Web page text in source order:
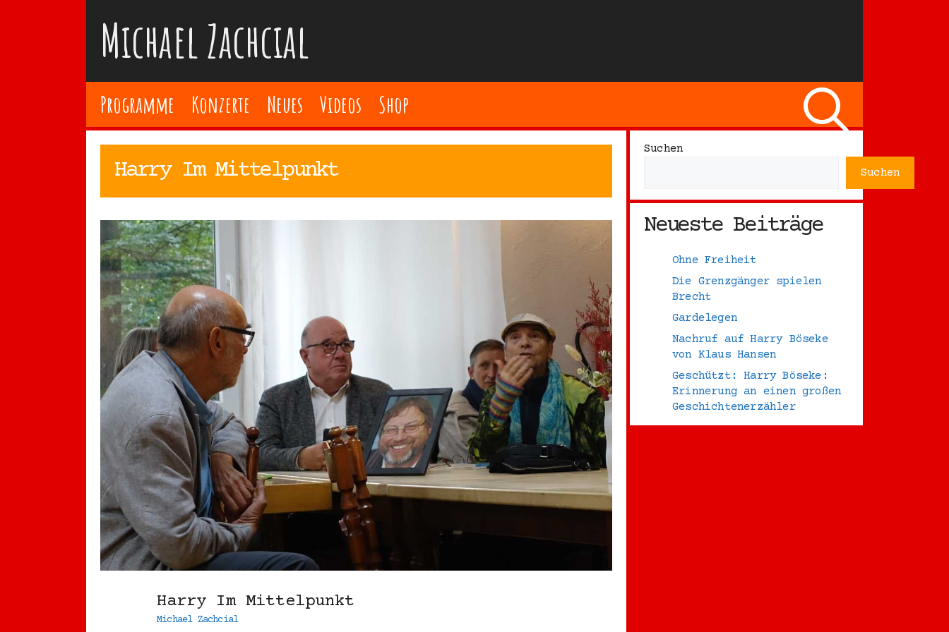
Michael Zachcial
Programme Konzerte Neues Videos Shop
Harry Im Mittelpunkt
Harry Im Mittelpunkt
Michael Zachcial
Suchen
Suchen
Neueste Beiträge
Ohne Freiheit
Die Grenzgänger spielen
Brecht
Gardelegen
Nachruf auf Harry Böseke
von Klaus Hansen
Geschützt: Harry Böseke:
Erinnerung an einen großen
Geschichtenerzähler